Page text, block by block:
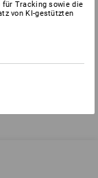
1 | DE
für Tracking sowie die
von KI-gestützten